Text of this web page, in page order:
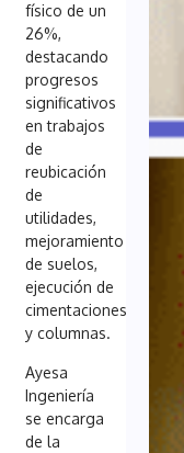
físico de un
26%,
destacando
progresos
significativos
en trabajos
de
reubicación
de
utilidades,
mejoramiento
de suelos,
ejecución de
cimentaciones
y columnas.
Ayesa
Ingeniería
se encarga
de la